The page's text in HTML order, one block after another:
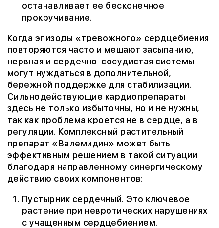
останавливает ее бесконечное
прокручивание.
Когда эпизоды «тревожного» сердцебиения
повторяются часто и мешают засыпанию,
нервная и сердечно-сосудистая системы
могут нуждаться в дополнительной,
бережной поддержке для стабилизации.
Сильнодействующие кардиопрепараты
здесь не только избыточны, но и не нужны,
так как проблема кроется не в сердце, а в
регуляции. Комплексный растительный
препарат «Валемидин» может быть
эффективным решением в такой ситуации
благодаря направленному синергическому
действию своих компонентов:
Пустырник сердечный. Это ключевое
растение при невротических нарушениях
с учащенным сердцебиением.